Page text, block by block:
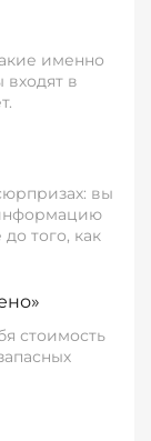
именно
входят в
вы
того, как
стоимость